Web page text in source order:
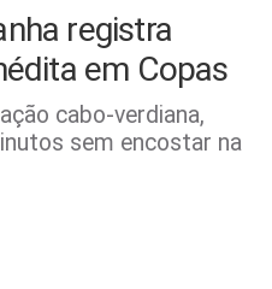
registra
em Copas
cabo-verdiana,
sem encostar na